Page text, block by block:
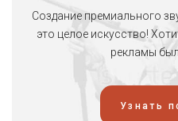
Создание премиального
это целое искусство!
рекламы
Узнать